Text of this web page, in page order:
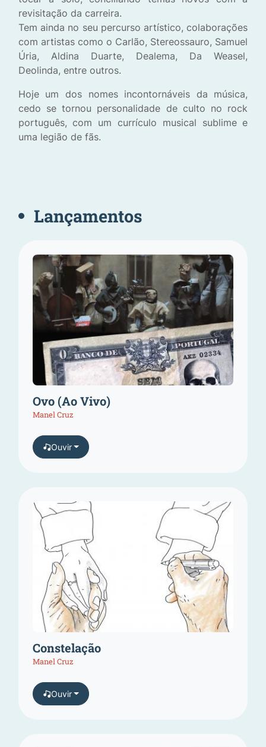
revisitação da carreira.
Tem ainda no seu percurso artístico, colaborações
com artistas como o Carlão, Stereossauro, Samuel
Úria, Aldina Duarte, Dealema, Da Weasel,
Deolinda, entre outros.
Hoje um dos nomes incontornáveis da música,
cedo se tornou personalidade de culto no rock
português, com um currículo musical sublime e
uma legião de fãs.
Lançamentos
Ovo (Ao Vivo)
Manel Cruz
Ouvir
Constelação
Manel Cruz
Ouvir